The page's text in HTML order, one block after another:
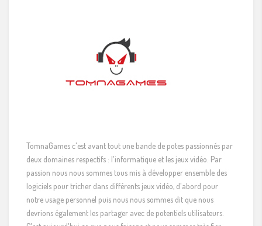
TomnaGames c'est avant tout une bande de potes passionnés par
deux domaines respectifs : l'informatique et les jeux vidéo. Par
passion nous nous sommes tous mis à développer ensemble des
logiciels pour tricher dans différents jeux vidéo, d'abord pour
notre usage personnel puis nous nous sommes dit que nous
devrions également les partager avec de potentiels utilisateurs.